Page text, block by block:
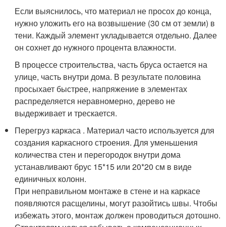
Если выяснилось, что материал не просох до конца,
нужно уложить его на возвышение (30 см от земли) в
тени. Каждый элемент укладывается отдельно. Далее
он сохнет до нужного процента влажности.
В процессе строительства, часть бруса остается на
улице, часть внутри дома. В результате половина
просыхает быстрее, напряжение в элементах
распределяется неравномерно, дерево не
выдерживает и трескается.
Перегруз каркаса . Материал часто используется для
создания каркасного строения. Для уменьшения
количества стен и перегородок внутри дома
устанавливают брус 15*15 или 20*20 см в виде
единичных колонн.
При неправильном монтаже в стене и на каркасе
появляются расщелины, могут разойтись швы. Чтобы
избежать этого, монтаж должен проводиться дотошно.